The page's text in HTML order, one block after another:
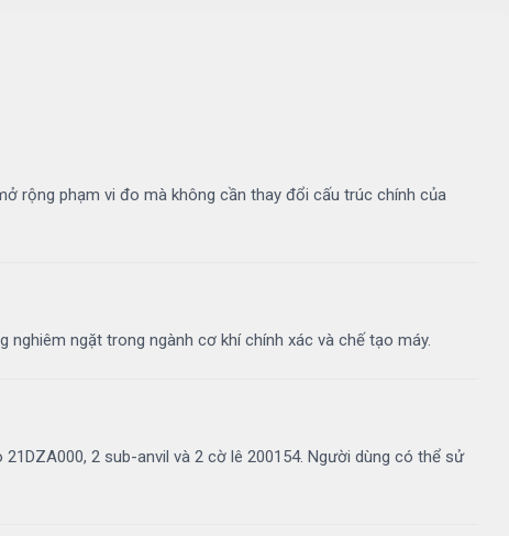
rộng phạm vi đo mà không cần thay đổi cấu trúc chính của
ngặt trong ngành cơ khí chính xác và chế tạo máy.
2 sub-anvil và 2 cờ lê 200154. Người dùng có thể sử